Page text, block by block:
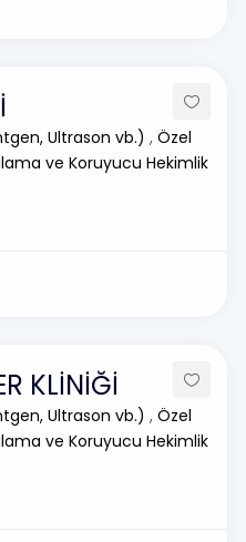
Ultrason vb.) , Özel
ve Koruyucu Hekimlik
KLİNİĞİ
Ultrason vb.) , Özel
ve Koruyucu Hekimlik